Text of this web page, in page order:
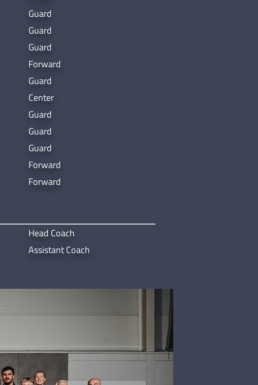
Guard
Guard
Guard
Forward
Guard
Center
Guard
Guard
Guard
Forward
Forward
Head Coach
Assistant Coach